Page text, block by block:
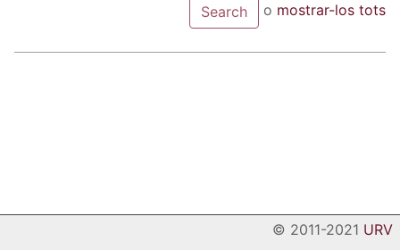
o mostrar-los tots
© 2011-2021 URV